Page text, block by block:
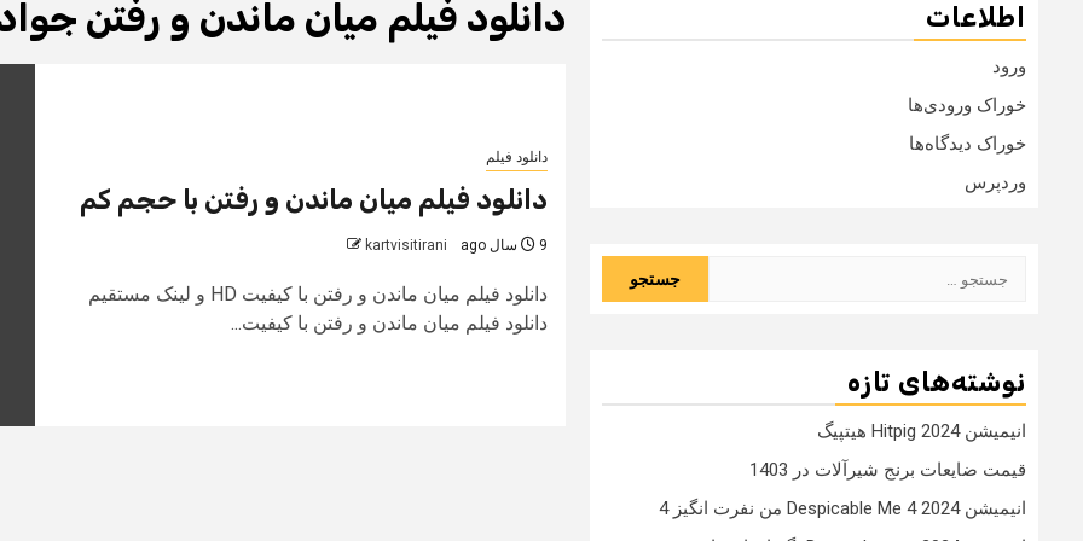
دانلود فیلم میان ماندن و رفتن
دانلود فیلم
دانلود فیلم میان ماندن و رفتن با حجم کم
9 سال ago kartvisitirani
دانلود فیلم میان ماندن و رفتن با کیفیت HD و لینک مستقیم
دانلود فیلم میان ماندن و رفتن با کیفیت...
اطلاعات
ورود
خوراک ورودی‌ها
خوراک دیدگاه‌ها
وردپرس
نوشته‌های تازه
انیمیشن Hitpig 2024 هیتپیگ
قیمت ضایعات برنج شیرآلات در 1403
انیمیشن Despicable Me 4 2024 من نفرت انگیز 4